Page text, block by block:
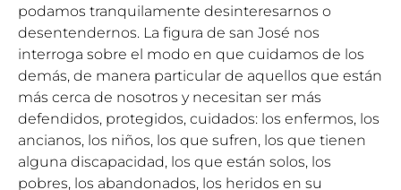
podamos tranquilamente desinteresarnos o
desentendernos. La figura de san José nos
interroga sobre el modo en que cuidamos de los
demás, de manera particular de aquellos que están
más cerca de nosotros y necesitan ser más
defendidos, protegidos, cuidados: los enfermos, los
ancianos, los niños, los que sufren, los que tienen
alguna discapacidad, los que están solos, los
pobres, los abandonados, los heridos en su